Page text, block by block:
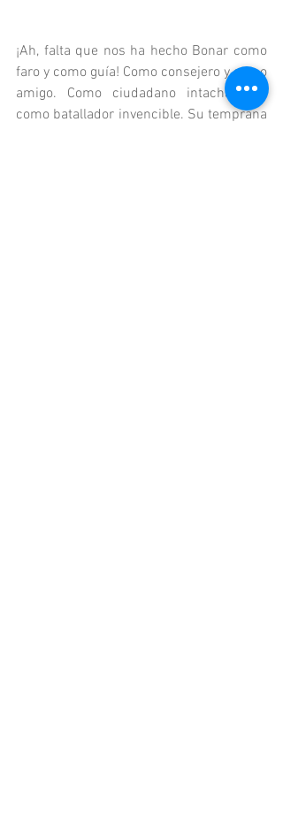
¡Ah, falta que nos ha hecho Bonar como
faro y como guía! Como consejero y como
amigo. Como ciudadano intachable y
como batallador invencible. Su temprana